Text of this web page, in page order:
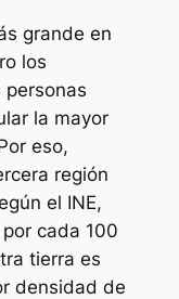
grande en
los
personas
la mayor
eso,
región
el INE,
cada 100
tierra es
densidad de